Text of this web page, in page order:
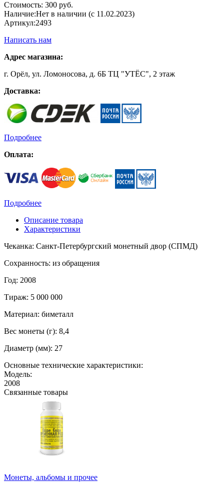
Стоимость: 300 руб.
Наличие:Нет в наличии (с 11.02.2023)
Артикул:2493
Написать нам
Адрес магазина:
г. Орёл, ул. Ломоносова, д. 6Б ТЦ "УТЁС", 2 этаж
Доставка:
Подробнее
Оплата:
Подробнее
Описание товара
Характеристики
Чеканка: Санкт-Петербургский монетный двор (СПМД)
Сохранность: из обращения
Год: 2008
Тираж: 5 000 000
Материал: биметалл
Вес монеты (г): 8,4
Диаметр (мм): 27
Основные технические характеристики:
Модель:
2008
Связанные товары
Монеты, альбомы и прочее